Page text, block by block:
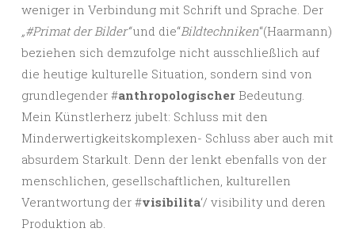
weniger in Verbindung mit Schrift und Sprache. Der
„#Primat der Bilder“und die“Bildtechniken“(Haarmann)
beziehen sich demzufolge nicht ausschließlich auf
die heutige kulturelle Situation, sondern sind von
grundlegender #anthropologischer Bedeutung.
Mein Künstlerherz jubelt: Schluss mit den
Minderwertigkeitskomplexen- Schluss aber auch mit
absurdem Starkult. Denn der lenkt ebenfalls von der
menschlichen, gesellschaftlichen, kulturellen
Verantwortung der #visibilita‘/ visibility und deren
Produktion ab.